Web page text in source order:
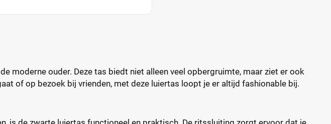
moderne ouder. Deze tas biedt niet alleen veel opbergruimte, maar ziet er ook
of op bezoek bij vrienden, met deze luiertas loopt je er altijd fashionable bij.